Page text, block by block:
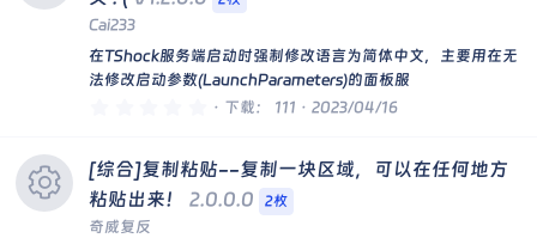
图
Cai233
在TShock服务端启动时强制修改语言为简体中文，主要用在无
法修改启动参数(LaunchParameters)的面板服
0
0
星
下载 111 2023/04/16
[综合]复制粘贴--复制一块区域，可以在任何地方
粘贴出来！
2.0.0.0 2枚
奇威复反